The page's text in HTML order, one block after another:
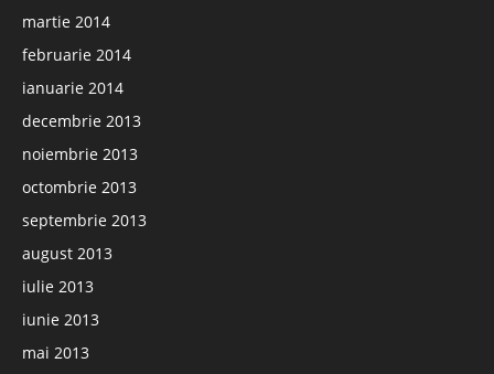
martie 2014
februarie 2014
ianuarie 2014
decembrie 2013
noiembrie 2013
octombrie 2013
septembrie 2013
august 2013
iulie 2013
iunie 2013
mai 2013